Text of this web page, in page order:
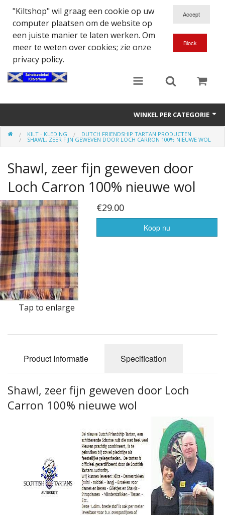
"Kiltshop" wil graag een cookie op uw
computer plaatsen om de website op
een juiste manier te laten werken. Om
meer te weten over cookies; zie onze
privacy policy.
WINKEL PER CATEGORIE
Accessoires
Eten en Drinken
Kilt - Kleding
Highland Titles
Verhuur
AFGEPRIJST - UITVERKOOP
KILT - KLEDING DUTCH FRIENDSHIP TARTAN PRODUCTEN
SHAWL, ZEER FIJN GEWEVEN DOOR LOCH CARRON 100% NIEUWE WOL
Shawl, zeer fijn geweven door
Loch Carron 100% nieuwe wol
Tap to enlarge
€29.00
Koop nu
Product Informatie Specification
Shawl, zeer fijn geweven door Loch
Carron 100% nieuwe wol